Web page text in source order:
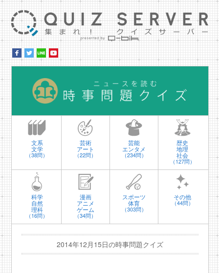
文系
文学
（38問）
芸術
アート
（22問）
芸能
エンタメ
（234問）
歴史
地理
社会
（127問）
科学
自然
理科
（16問）
漫画
アニメ
ゲーム
（34問）
スポーツ
体育
（303問）
その他
（44問）
2014年12月15日の時事問題クイズ